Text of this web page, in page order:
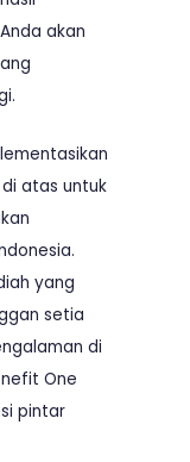
akan
atas untuk
yang
setia
di
One
pintar